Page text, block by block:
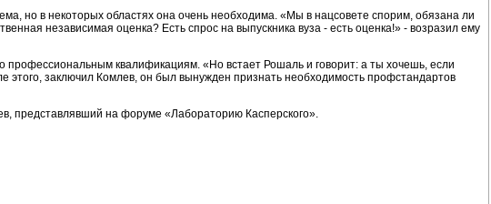
но в некоторых областях она очень необходима. «Мы в нацсовете спорим, обязана ли
независимая оценка? Есть спрос на выпускника вуза - есть оценка!» - возразил ему
квалификациям. «Но встает Рошаль и говорит: а ты хочешь, если
заключил Комлев, он был вынужден признать необходимость профстандартов
представлявший на форуме «Лабораторию Касперского».